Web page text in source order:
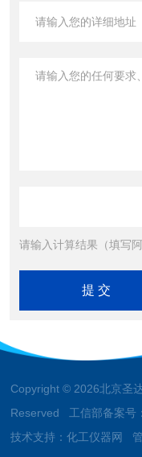
请输入计算结果（填写
Copyright © 2026北京圣
Reserved 工信部备案号：
技术支持：化工仪器网